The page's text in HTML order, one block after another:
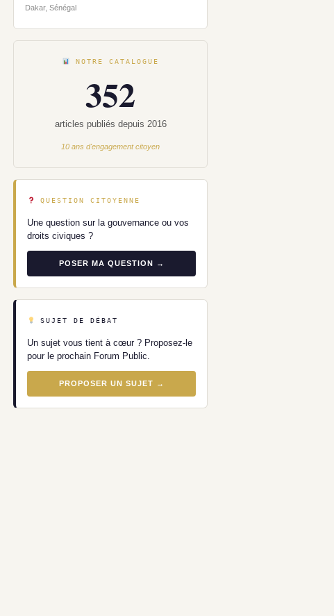
Dakar, Sénégal
NOTRE CATALOGUE
352
articles publiés depuis 2016
10 ans d'engagement citoyen
QUESTION CITOYENNE
Une question sur la gouvernance ou vos
droits civiques ?
POSER MA QUESTION →
SUJET DE DÉBAT
Un sujet vous tient à cœur ? Proposez-le
pour le prochain Forum Public.
PROPOSER UN SUJET →